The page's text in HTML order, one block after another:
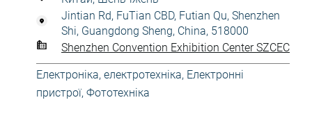
Jintian Rd, FuTian CBD, Futian Qu, Shenzhen
Shi, Guangdong Sheng, China, 518000
Shenzhen Convention Exhibition Center SZCEC
Електроніка, електротехніка, Електронні
пристрої, Фототехніка